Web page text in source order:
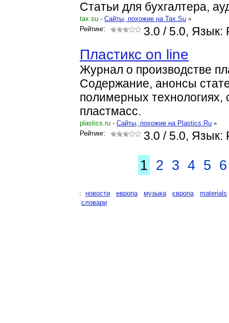
Статьи для бухгалтера,
tax.su - Cайты, похожие на Tax.Su »
Рейтинг:
3.0 / 5.0, Язык:
Пластикс on line
Журнал о производстве
Содержание, анонсы
полимерных технологиях,
пластмасс.
plastics.ru - Cайты, похожие на Plastics.Ru »
Рейтинг:
3.0 / 5.0, Язык:
1 2 3 4 5 6
: новости европа музыка європа
materials
словари